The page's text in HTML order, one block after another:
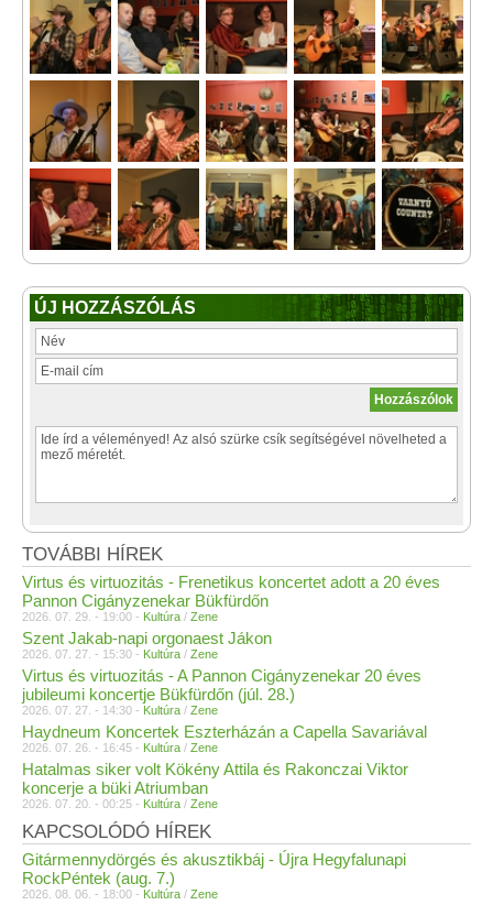
ÚJ HOZZÁSZÓLÁS
TOVÁBBI HÍREK
Virtus és virtuozitás - Frenetikus koncertet adott a 20 éves
Pannon Cigányzenekar Bükfürdőn
2026. 07. 29. - 19:00 - Kultúra / Zene
Szent Jakab-napi orgonaest Jákon
2026. 07. 27. - 15:30 - Kultúra / Zene
Virtus és virtuozitás - A Pannon Cigányzenekar 20 éves
jubileumi koncertje Bükfürdőn (júl. 28.)
2026. 07. 27. - 14:30 - Kultúra / Zene
Haydneum Koncertek Eszterházán a Capella Savariával
2026. 07. 26. - 16:45 - Kultúra / Zene
Hatalmas siker volt Kökény Attila és Rakonczai Viktor
koncerje a büki Atriumban
2026. 07. 20. - 00:25 - Kultúra / Zene
KAPCSOLÓDÓ HÍREK
Gitármennydörgés és akusztikbáj - Újra Hegyfalunapi
RockPéntek (aug. 7.)
2026. 08. 06. - 18:00 - Kultúra / Zene